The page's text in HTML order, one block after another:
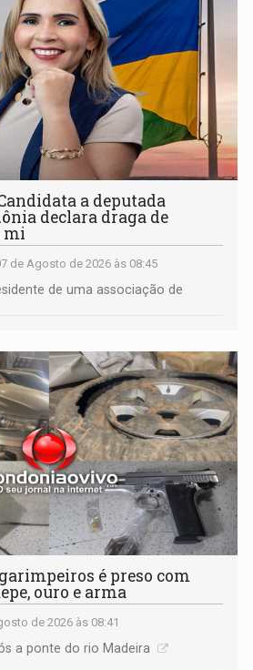
a deputada
declara draga de
mi
de Agosto de 2026 às 08:45
de uma associação de
garimpeiros é preso com
ouro e arma
de 2026 às 08:41
a ponte do rio Madeira